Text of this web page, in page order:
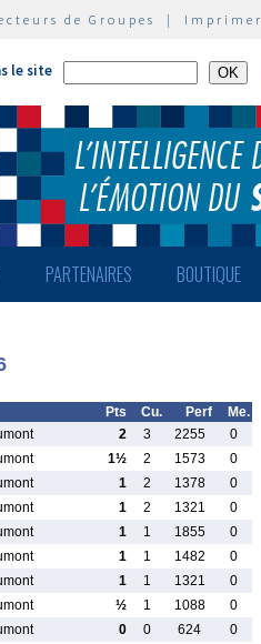
de Groupes | Imprimer
le site
PARTENAIRES BOUTIQUE
Pts Cu. Perf
Me.
2 3 2255
0
1½ 2 1573
0
1 2 1378
0
1 2 1321
0
1 1 1855
0
1 1 1482
0
1 1 1321
0
½ 1 1088
0
0 0 624
0